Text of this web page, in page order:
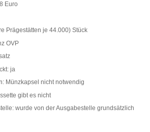
Euro
Prägestätten je 44.000) Stück
OVP
ja
Münzkapsel nicht notwendig
gibt es nicht
wurde von der Ausgabestelle grundsätzlich